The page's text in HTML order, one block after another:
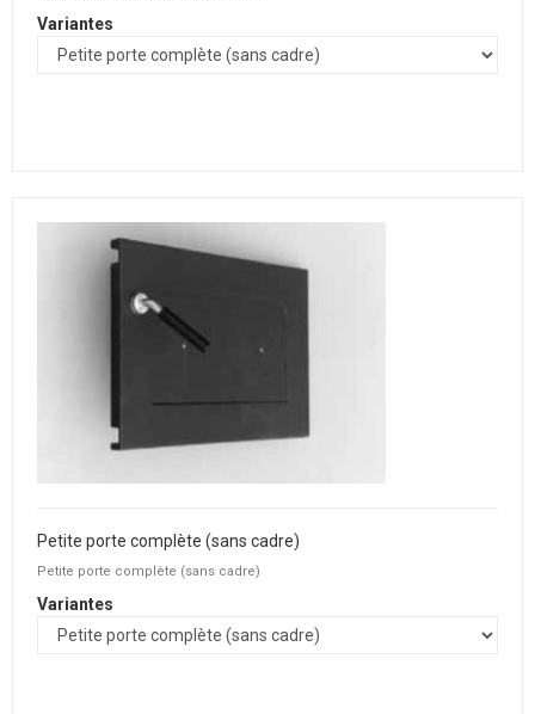
Variantes
Petite porte complète (sans cadre)
Petite porte complète (sans cadre)
Variantes